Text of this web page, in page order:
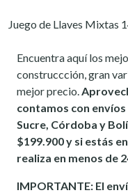
Juego de Llaves Mixtas
Encuentra aquí los
construccción, gran
mejor precio.
contamos con
Sucre, Córdoba y
$199.900 y si estás
realiza en menos de
IMPORTANTE: El